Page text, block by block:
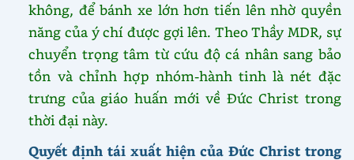
không, để bánh xe lớn hơn tiến lên nhờ quyền
năng của ý chí được gợi lên. Theo Thầy MDR, sự
chuyển trọng tâm từ cứu độ cá nhân sang bảo
tồn và chỉnh hợp nhóm-hành tinh là nét đặc
trưng của giáo huấn mới về Đức Christ trong
thời đại này.
Quyết định tái xuất hiện của Đức Christ trong